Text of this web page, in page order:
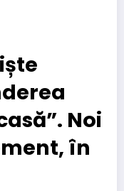
Noi
în